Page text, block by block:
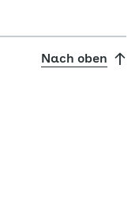
Nach oben